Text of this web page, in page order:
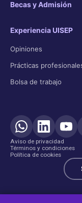
Becas y Admisión
Experiencia UISEP
Opiniones
Prácticas
Bolsa de trabajo
Aviso de privacidad
Términos y condiciones
Política de cookies